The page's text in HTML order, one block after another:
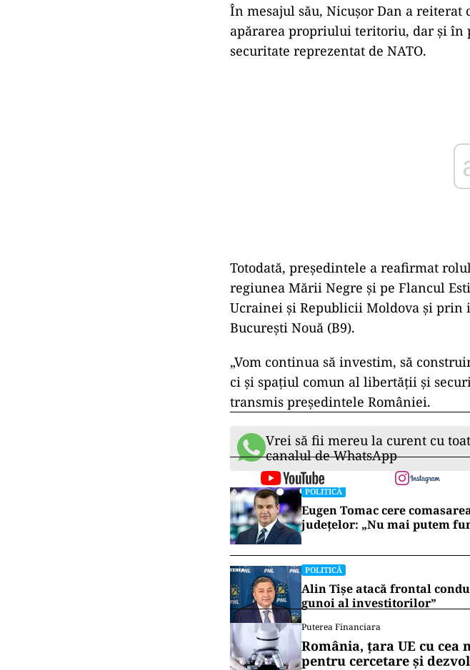
În mesajul său, Nicușor Dan a reiterat
apărarea propriului teritoriu, dar și în
securitate reprezentat de NATO.
Totodată, președintele a reafirmat
regiunea Mării Negre și pe Flancul
Ucrainei și Republicii Moldova și
București Nouă (B9).
„Vom continua să investim, să
ci și spațiul comun al libertății și
transmis președintele României.
Vrei să fii mereu la curent cu
canalul de WhatsApp
POLITICĂ
Eugen Tomac cere
județelor: „Nu mai putem
POLITICĂ
Alin Tișe atacă frontal
gunoi al investitorilor”
Puterea Financiara
România, țara UE cu
pentru cercetare și